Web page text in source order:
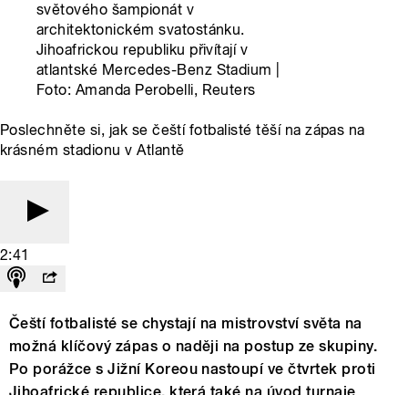
světového šampionát v
architektonickém svatostánku.
Jihoafrickou republiku přivítají v
atlantské Mercedes-Benz Stadium |
Foto: Amanda Perobelli, Reuters
Poslechněte si, jak se čeští fotbalisté těší na zápas na
krásném stadionu v Atlantě
2:41
Čeští fotbalisté se chystají na mistrovství světa na
možná klíčový zápas o naději na postup ze skupiny.
Po porážce s Jižní Koreou nastoupí ve čtvrtek proti